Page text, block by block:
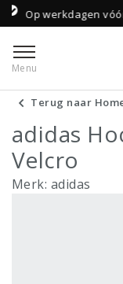
werkdagen vóór
Menu
Terug naar
adidas
Velcro
Merk: adidas